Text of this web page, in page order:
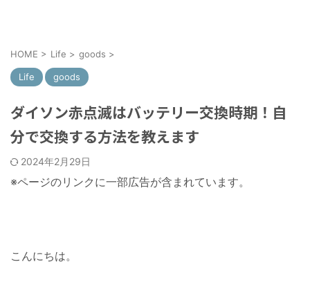
HOME > Life > goods >
Life goods
ダイソン赤点滅はバッテリー交換時期！自
分で交換する方法を教えます
2024年2月29日
※ページのリンクに一部広告が含まれています。
こんにちは。